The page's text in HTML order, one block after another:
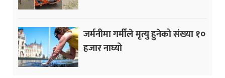
जर्मनीमा गर्मीले मृत्यु हुनेको संख्या १०
हजार नाघ्यो